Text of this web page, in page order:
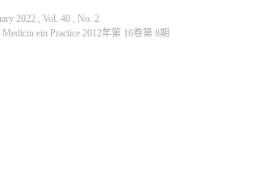
2022 , Vol. 40 , No. 2
ein Practice 2012年第 16卷第 8期